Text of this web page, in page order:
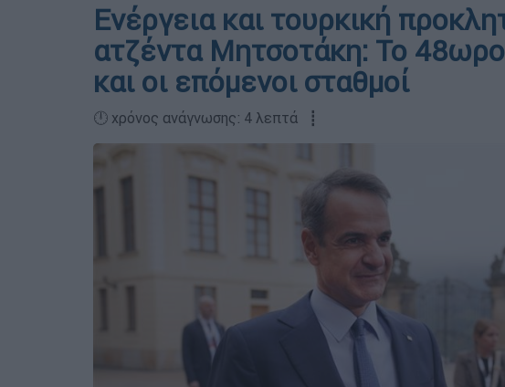
Ενέργεια και τουρκική
ατζέντα Μητσοτάκη: Το
και οι επόμενοι σταθμοί
🕛 χρόνος ανάγνωσης: 4 λεπτά ┋